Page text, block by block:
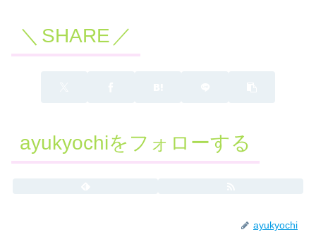
SHARE
ayukyochiをフォローする
ayukyochi